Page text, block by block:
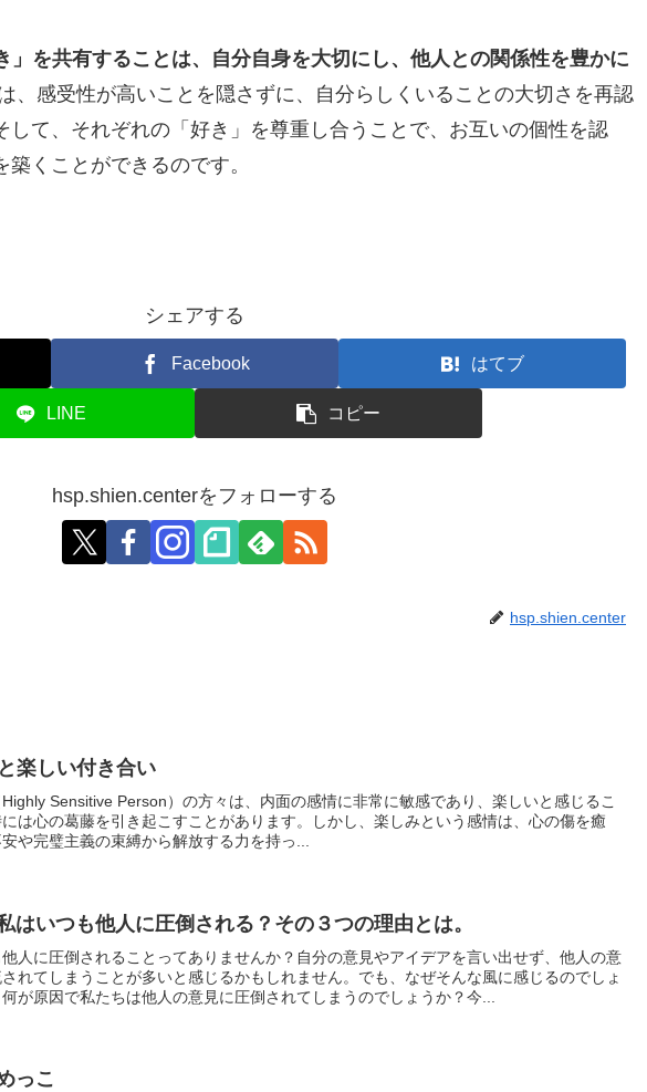
」を共有することは、自分自身を大切にし、他人との関係性を豊かに
、感受性が高いことを隠さずに、自分らしくいることの大切さを再認
して、それぞれの「好き」を尊重し合うことで、お互いの個性を認
くことができるのです。
シェアする
Facebook はてブ
LINE コピー
hsp.shien.centerをフォローする
hsp.shien.center
楽しい付き合い
Highly Sensitive Person）の方々は、内面の感情に非常に敏感であり、楽しいと感じるこ
には心の葛藤を引き起こすことがあります。しかし、楽しみという感情は、心の傷を癒
安や完璧主義の束縛から解放する力を持っ...
はいつも他人に圧倒される？その３つの理由とは。
人に圧倒されることってありませんか？自分の意見やアイデアを言い出せず、他人の意
されてしまうことが多いと感じるかもしれません。でも、なぜそんな風に感じるのでしょ
が原因で私たちは他人の意見に圧倒されてしまうのでしょうか？今...
っこ